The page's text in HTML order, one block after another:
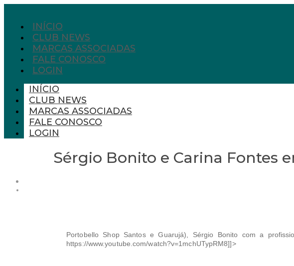
INÍCIO
CLUB NEWS
MARCAS ASSOCIADAS
FALE CONOSCO
LOGIN
INÍCIO
CLUB NEWS
MARCAS ASSOCIADAS
FALE CONOSCO
LOGIN
Sérgio Bonito e Carina Fontes
Portobello Shop Santos e Guarujá), Sérgio Bonito com a
https://www.youtube.com/watch?v=1mchUTypRM8]]>